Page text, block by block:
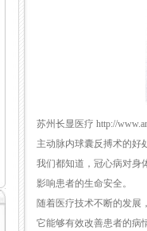
苏州长显医疗 http://
主动脉内球囊反搏术的好
我们都知道，冠心病对身
影响患者的生命安全。
随着医疗技术不断的发展
它能够有效改善患者的病